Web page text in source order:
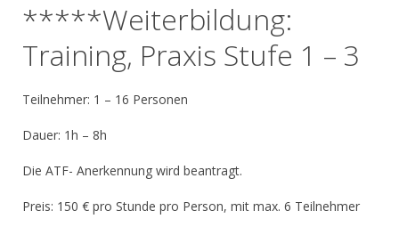
*****Weiterbildung:
Training, Praxis Stufe 1 – 3
Teilnehmer: 1 – 16 Personen
Dauer: 1h – 8h
Die ATF- Anerkennung wird beantragt.
Preis: 150 € pro Stunde pro Person, mit max. 6 Teilnehmer